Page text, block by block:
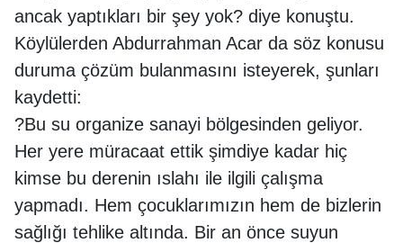
ancak yaptıkları bir şey yok? diye konuştu.
Köylülerden Abdurrahman Acar da söz konusu
duruma çözüm bulanmasını isteyerek, şunları
kaydetti:
?Bu su organize sanayi bölgesinden geliyor.
Her yere müracaat ettik şimdiye kadar hiç
kimse bu derenin ıslahı ile ilgili çalışma
yapmadı. Hem çocuklarımızın hem de bizlerin
sağlığı tehlike altında. Bir an önce suyun